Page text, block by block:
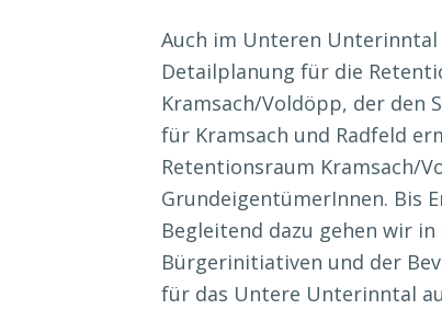
Auch im Unteren
Detailplanung für die
Kramsach/Voldöpp, der den
für Kramsach und Radfeld
Retentionsraum Kramsach/
GrundeigentümerInnen. Bis
Begleitend dazu gehen wir
Bürgerinitiativen und der
für das Untere Unterinntal